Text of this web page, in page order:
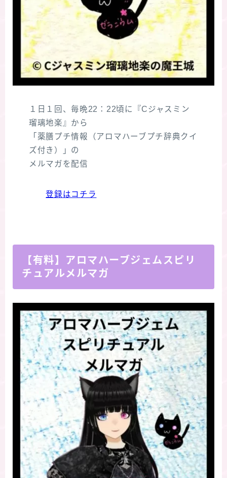
１日１回、毎晩22：22頃に『Cジャスミン
瑠璃地楽』から
「薬膳プチ情報（アロマハーブプチ辞典クイ
ズ付き）」の
メルマガを配信
登録はコチラ
【有料】アロマハーブジェムスピリ
チュアルメルマガ